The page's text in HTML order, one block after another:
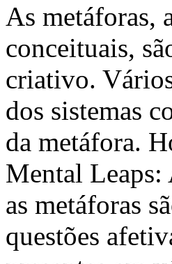
As metáforas,
conceituais,
criativo.
dos sistemas
da metáfora.
Mental
as metáforas
questões